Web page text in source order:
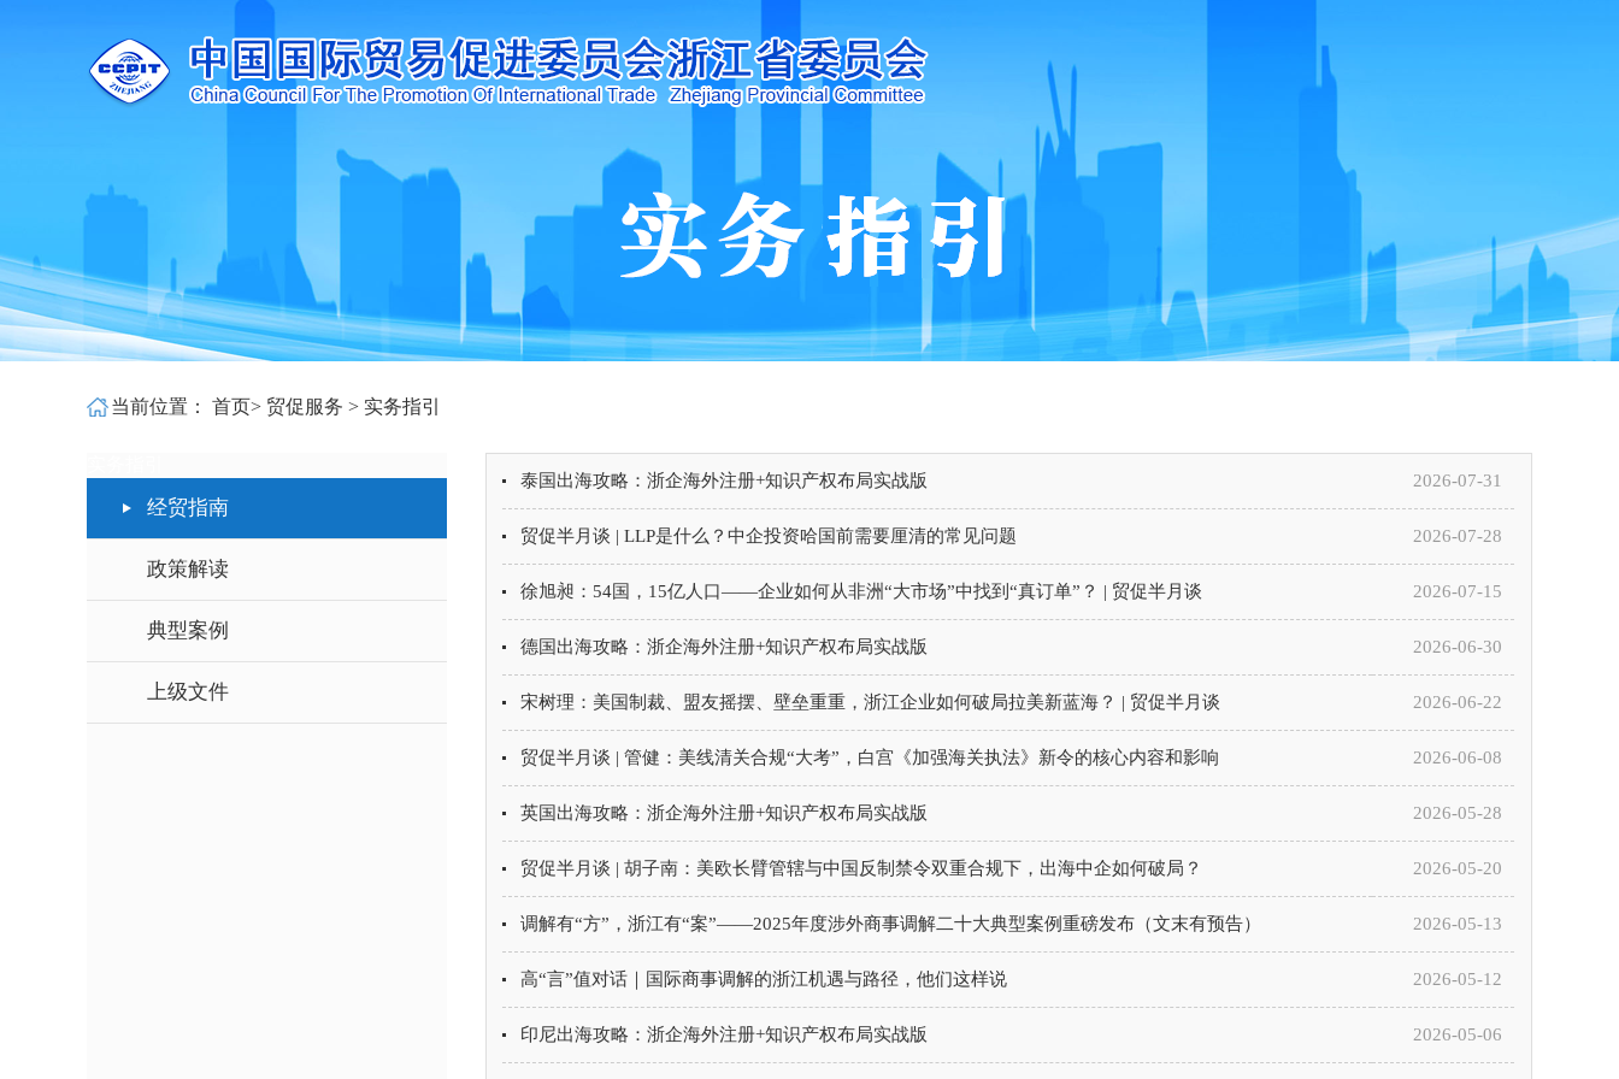
当前位置： 首页> 贸促服务 > 实务指引
经贸指南
政策解读
典型案例
上级文件
泰国出海攻略：浙企海外注册+知识产权布局实战版 2026-07-31
贸促半月谈 | LLP是什么？中企投资哈国前需要厘清的常见问题 2026-07-28
徐旭昶：54国，15亿人口——企业如何从非洲“大市场”中找到“真订单”？ | 贸促半月谈 2026-07-15
德国出海攻略：浙企海外注册+知识产权布局实战版 2026-06-30
宋树理：美国制裁、盟友摇摆、壁垒重重，浙江企业如何破局拉美新蓝海？ | 贸促半月谈 2026-06-22
贸促半月谈 | 管健：美线清关合规“大考”，白宫《加强海关执法》新令的核心内容和影响 2026-06-08
英国出海攻略：浙企海外注册+知识产权布局实战版 2026-05-28
贸促半月谈 | 胡子南：美欧长臂管辖与中国反制禁令双重合规下，出海中企如何破局？ 2026-05-20
调解有“方”，浙江有“案”——2025年度涉外商事调解二十大典型案例重磅发布（文末有预告） 2026-05-13
高“言”值对话｜国际商事调解的浙江机遇与路径，他们这样说 2026-05-12
印尼出海攻略：浙企海外注册+知识产权布局实战版 2026-05-06